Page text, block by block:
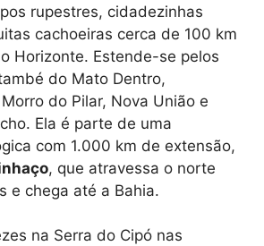
rupestres, cidadezinhas
cachoeiras cerca de 100 km
Horizonte. Estende-se pelos
do Mato Dentro,
do Pilar, Nova União e
Ela é parte de uma
com 1.000 km de extensão,
, que atravessa o norte
e chega até a Bahia.
na Serra do Cipó nas